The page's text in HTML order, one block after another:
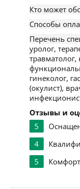
Кто может
Способы
Перечень
уролог,
травматолог,
гинеколог,
(окулист),
Отзывы и
5
4
5